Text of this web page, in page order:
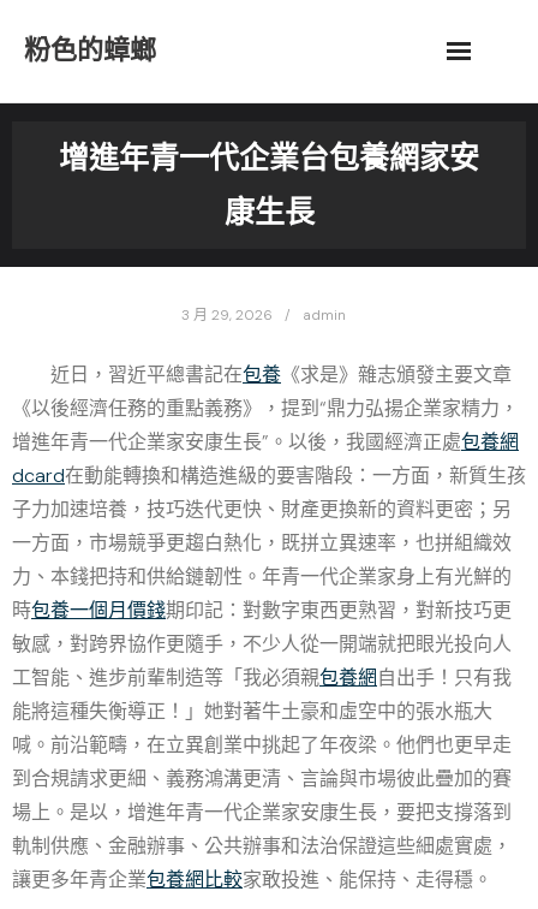
粉色的蟑螂
增進年青一代企業台包養網家安
康生長
3 月 29, 2026 admin
近日，習近平總書記在包養 《求是》雜志頒發主要文章
《以後經濟任務的重點義務》，提到“鼎力弘揚企業家精力，
增進年青一代企業家安康生長”。以後，我國經濟正處包養網
dcard在動能轉換和構造進級的要害階段：一方面，新質生孩
子力加速培養，技巧迭代更快、財產更換新的資料更密；另
一方面，市場競爭更趨白熱化，既拼立異速率，也拼組織效
力、本錢把持和供給鏈韌性。年青一代企業家身上有光鮮的
時包養一個月價錢期印記：對數字東西更熟習，對新技巧更
敏感，對跨界協作更隨手，不少人從一開端就把眼光投向人
工智能、進步前輩制造等「我必須親包養網自出手！只有我
能將這種失衡導正！」她對著牛土豪和虛空中的張水瓶大
喊。前沿範疇，在立異創業中挑起了年夜梁。他們也更早走
到合規請求更細、義務鴻溝更清、言論與市場彼此疊加的賽
場上。是以，增進年青一代企業家安康生長，要把支撐落到
軌制供應、金融辦事、公共辦事和法治保證這些細處實處，
讓更多年青企業包養網比較家敢投進、能保持、走得穩。